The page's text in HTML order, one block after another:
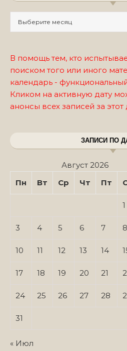
В помощь тем, кто
поиском того или иного
календарь -
Кликом на активную дату
анонсы всех записей за этот
ЗАПИСИ ПО
Август 2026
Пн
Вт Ср Чт Пт
1
3 4 5 6 7 8
10 11 12 13 14
17 18 19 20 21
24 25 26 27 28
31
« Июл